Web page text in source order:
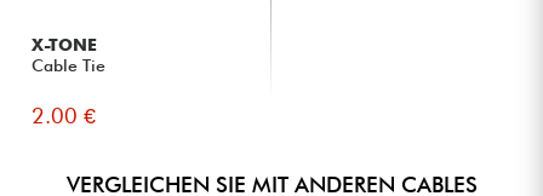
X-TONE
Cable Tie
2.00 €
VERGLEICHEN SIE MIT ANDEREN CABLES